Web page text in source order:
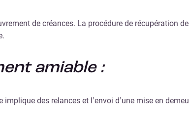
de créances. La procédure de récupération
amiable :
des relances et l’envoi d’une mise en